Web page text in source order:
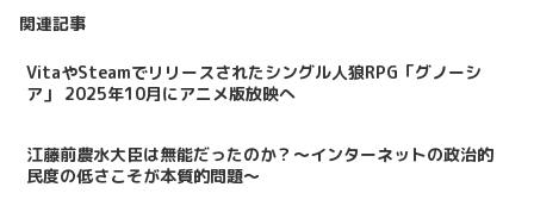
関連記事
VitaやSteamでリリースされたシングル人狼RPG「グノーシ
ア」 2025年10月にアニメ版放映へ
江藤前農水大臣は無能だったのか？～インターネットの政治的
民度の低さこそが本質的問題～